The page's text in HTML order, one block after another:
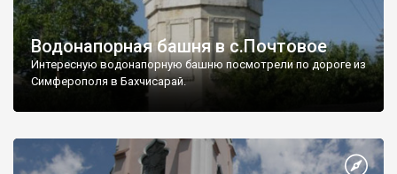
Водонапорная башня в с.Почтовое
Интересную водонапорную башню посмотрели по дороге из
Симферополя в Бахчисарай.